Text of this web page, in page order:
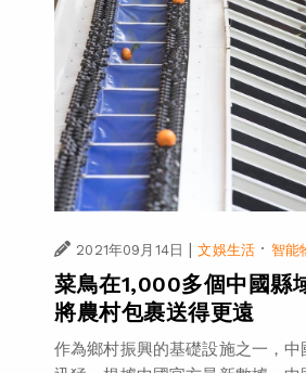
2021年09月14日 | 文娛生活 · 智能
菜鳥在1,000多個中國縣
將農村包裹送得更遠
作為鄉村振興的基礎設施之一，